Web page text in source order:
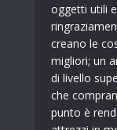
oggetti utili
creano le
migliori; un
di livello
che
punto è